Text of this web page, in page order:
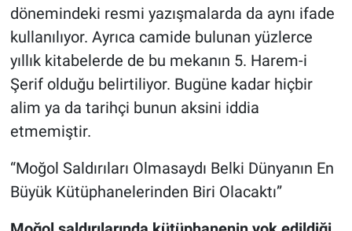
dönemindeki resmi yazışmalarda da aynı ifade
kullanılıyor. Ayrıca camide bulunan yüzlerce
yıllık kitabelerde de bu mekanın 5. Harem-i
Şerif olduğu belirtiliyor. Bugüne kadar hiçbir
alim ya da tarihçi bunun aksini iddia
etmemiştir.
“Moğol Saldırıları Olmasaydı Belki Dünyanın En
Büyük Kütüphanelerinden Biri Olacaktı”